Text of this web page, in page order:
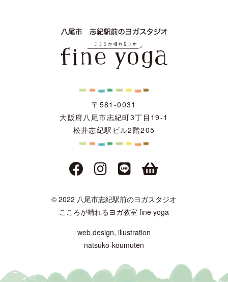
〒581-0031
大阪府八尾市志紀町3丁目19-1
松井志紀駅ビル2階205
© 2022 八尾市志紀駅前のヨガスタジオ
こころが晴れるヨガ教室 fine yoga
web design, illustration
natsuko-koumuten